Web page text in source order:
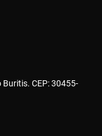
CEP: 30455-